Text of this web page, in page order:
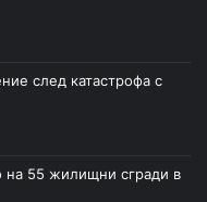
след катастрофа с
на 55 жилищни сгради в